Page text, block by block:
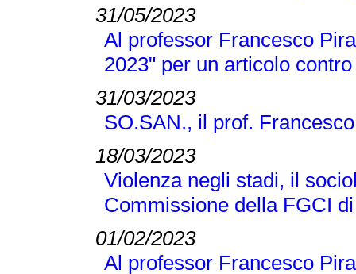
31/05/2023
Al professor Francesco
2023" per un articolo
31/03/2023
SO.SAN., il prof.
18/03/2023
Violenza negli stadi, il
Commissione della FGCI
01/02/2023
Al professor Francesco